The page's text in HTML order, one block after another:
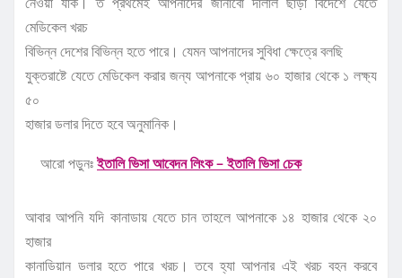
মেডিকেল খরচ
বিভিন্ন দেশের বিভিন্ন হতে পারে। যেমন আপনাদের সুবিধা ক্ষেত্রে বলছি
যুক্তরাষ্টে যেতে মেডিকেল করার জন্য আপনাকে প্রায় ৬০ হাজার থেকে ১ লক্ষ্য
৫০
হাজার ডলার দিতে হবে অনুমানিক।
আরো পড়ুনঃইতালি ভিসা আবেদন লিংক – ইতালি ভিসা চেক
আবার আপনি যদি কানাডায় যেতে চান তাহলে আপনাকে ১৪ হাজার থেকে ২০
হাজার
কানাডিয়ান ডলার হতে পারে খরচ। তবে হ্যা আপনার এই খরচ বহন করবে